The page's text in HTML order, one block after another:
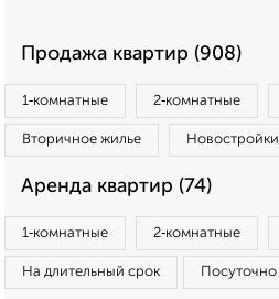
Продажа квартир (908)
1‑комнатные 2‑комнатные
Вторичное жилье Новостройки
Аренда квартир (74)
1‑комнатные 2‑комнатные
На длительный срок Посуточно